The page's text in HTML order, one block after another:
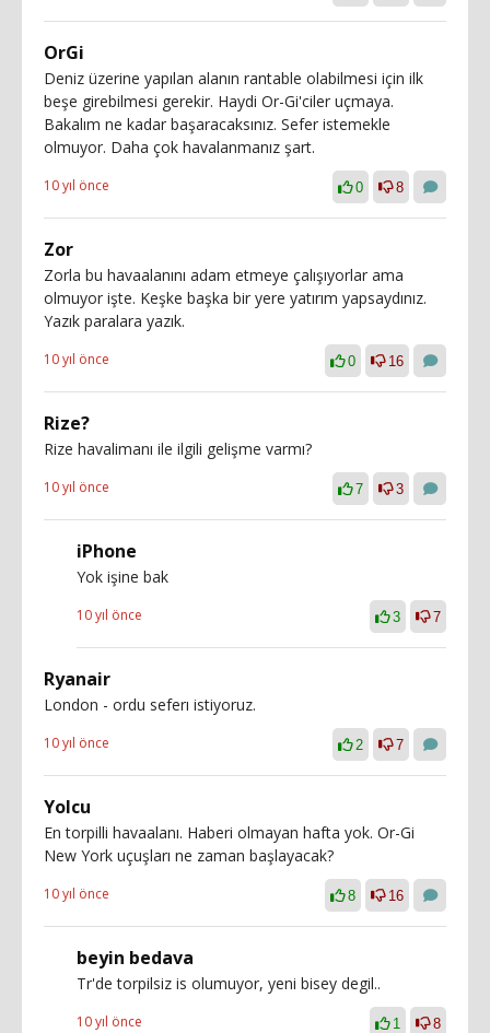
OrGi
Deniz üzerine yapılan alanın rantable olabilmesi için ilk
beşe girebilmesi gerekir. Haydi Or-Gi'ciler uçmaya.
Bakalım ne kadar başaracaksınız. Sefer istemekle
olmuyor. Daha çok havalanmanız şart.
10 yıl önce 0 8
Zor
Zorla bu havaalanını adam etmeye çalışıyorlar ama
olmuyor işte. Keşke başka bir yere yatırım yapsaydınız.
Yazık paralara yazık.
10 yıl önce 0 16
Rize?
Rize havalimanı ile ilgili gelişme varmı?
10 yıl önce 7 3
iPhone
Yok işine bak
10 yıl önce 3 7
Ryanair
London - ordu seferı istiyoruz.
10 yıl önce 2 7
Yolcu
En torpilli havaalanı. Haberi olmayan hafta yok. Or-Gi
New York uçuşları ne zaman başlayacak?
10 yıl önce 8 16
beyin bedava
Tr'de torpilsiz is olumuyor, yeni bisey degil..
10 yıl önce 1 8